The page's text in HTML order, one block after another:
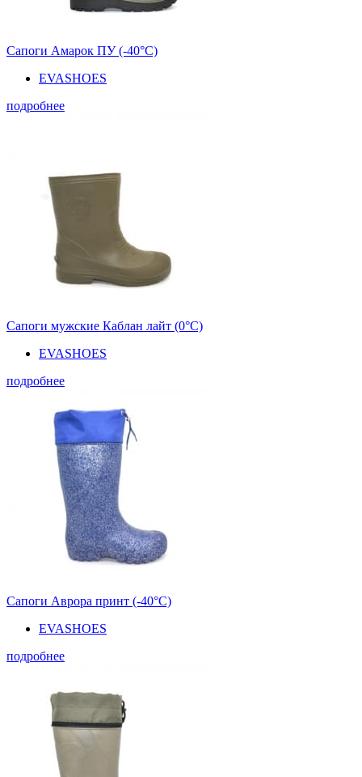
Сапоги Амарок ПУ (-40°С)
EVASHOES
подробнее
Сапоги мужские Каблан лайт (0°С)
EVASHOES
подробнее
Сапоги Аврора принт (-40°С)
EVASHOES
подробнее